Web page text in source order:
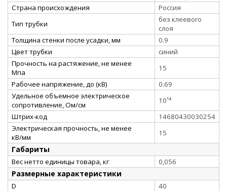
Страна происхождения
Россия
Тип трубки
без клеевого
слоя
Толщина стенки после усадки, мм
0.9
Цвет трубки
синий
Прочность на растяжение, не менее
Мпа
15
Рабочее напряжение, до (кВ)
0.69
Удельное объемное электрическое
сопротивление, Ом/см
10¹⁴
Штрих-код
14680430030254
Электрическая прочность, не менее
кВ/мм
15
Габариты
Вес нетто единицы товара, кг 0,056
Размерные характеристики
D
40